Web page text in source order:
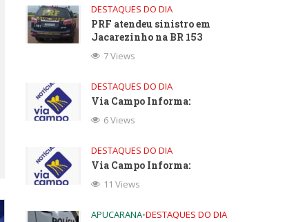
DESTAQUES DO DIA
PRF atendeu sinistro em
Jacarezinho na BR 153
7 Views
DESTAQUES DO DIA
Via Campo Informa:
6 Views
DESTAQUES DO DIA
Via Campo Informa:
11 Views
APUCARANA•DESTAQUES DO DIA